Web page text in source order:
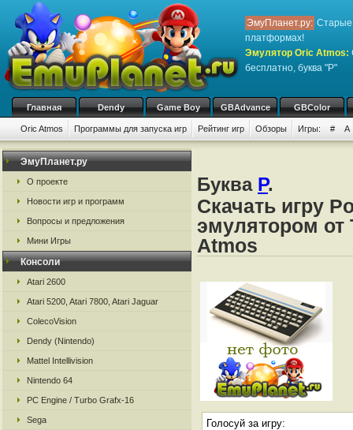
ЭмуПланет.ру: Старые
платформах!
Эмулятор Oric Atmos:
бесплатно, буква "P"
Главная Dendy Game Boy GBAdvance GBColor
Oric Atmos Программы для запуска игр Рейтинг игр Обзоры Игры: # A
ЭмуПланет.ру
О проекте
Новости игр и программ
Вопросы и предложения
Мини Игры
Консоли
Atari 2600
Atari 5200, Atari 7800, Atari Jaguar
ColecoVision
Dendy (Nintendo)
Mattel Intellivision
Nintendo 64
PC Engine / Turbo Grafx-16
Sega
Буква P.
Скачать игру
эмулятором от
Atmos
Голосуй за игру: